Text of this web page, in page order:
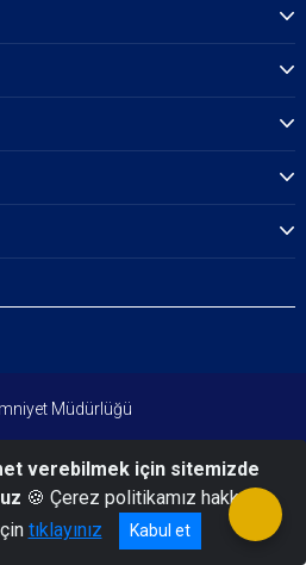
Müdürlüğü
verebilmek için sitemizde
🍪 Çerez politikamız hakkında
tıklayınız Kabul et